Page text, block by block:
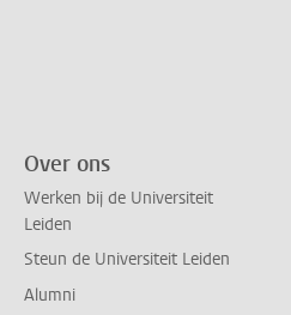
Over ons
Werken bij de Universiteit
Leiden
Steun de Universiteit Leiden
Alumni